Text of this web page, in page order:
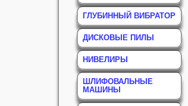
ГЛУБИННЫЙ ВИБРАТОР
ДИСКОВЫЕ ПИЛЫ
НИВЕЛИРЫ
ШЛИФОВАЛЬНЫЕ
МАШИНЫ